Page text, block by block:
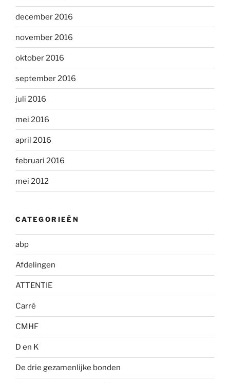
december 2016
november 2016
oktober 2016
september 2016
juli 2016
mei 2016
april 2016
februari 2016
mei 2012
CATEGORIEËN
abp
Afdelingen
ATTENTIE
Carré
CMHF
D en K
De drie gezamenlijke bonden